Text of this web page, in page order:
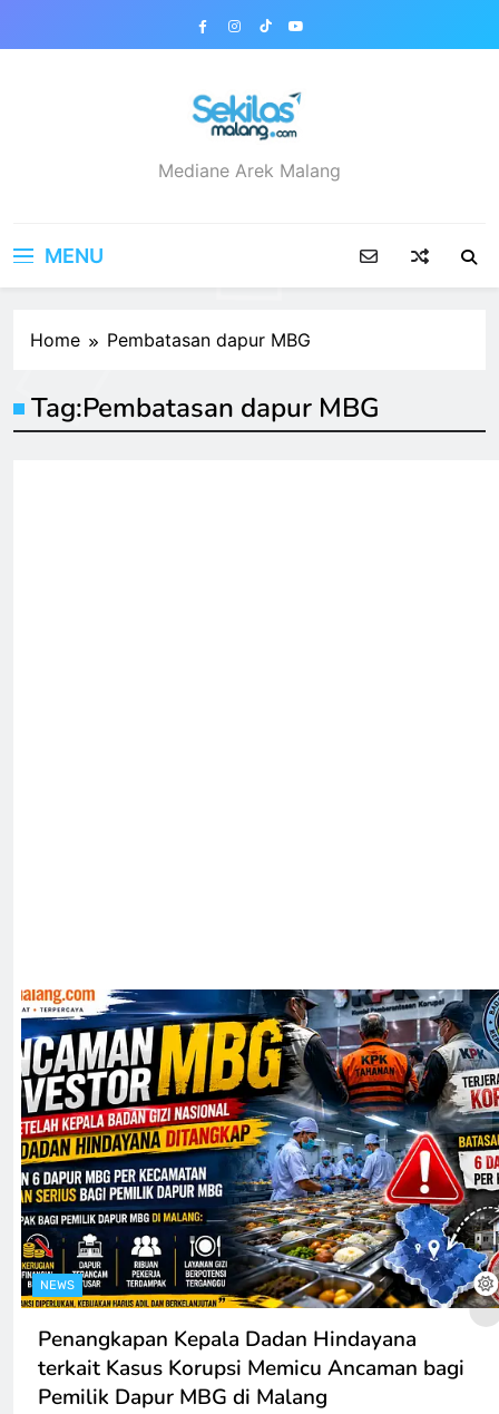
sekilasmalang.com
Mediane Arek Malang
MENU
Home Pembatasan dapur MBG
Tag:Pembatasan dapur MBG
NEWS
Penangkapan Kepala Dadan Hindayana
terkait Kasus Korupsi Memicu Ancaman bagi
Pemilik Dapur MBG di Malang